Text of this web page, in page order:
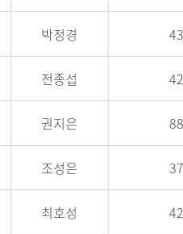
박정경
전종섭
권지은
조성은
최호성